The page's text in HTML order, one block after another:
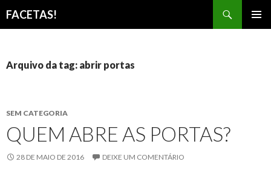
FACETAS!
CONTEÚDO
Arquivo da tag: abrir portas
SEM CATEGORIA
QUEM ABRE AS PORTAS?
28 DE MAIO DE 2016 DEIXE UM COMENTÁRIO